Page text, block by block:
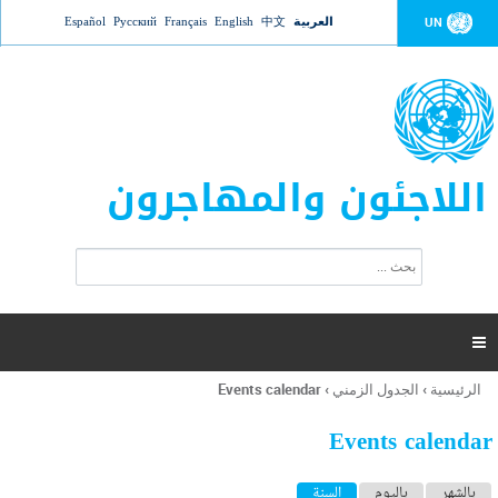
Jump to navigation UN العربية 中文
English
Français
Русский
Español
اللاجئون والمهاجرون
ت
ر
ل
ح
ب

أنت
هنا
الرئيسية › الجدول الزمني ›
Events calendar
Events calendar